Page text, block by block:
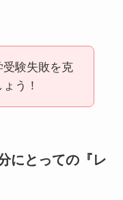
受験失敗を克
う！
にとっての『レ